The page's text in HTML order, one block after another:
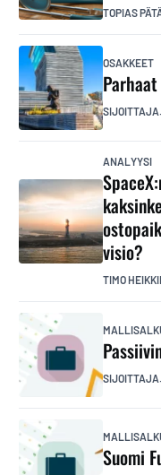
TOPIAS
OSAKKEET
ANALYYSI
visio?
TIMO
Suomi